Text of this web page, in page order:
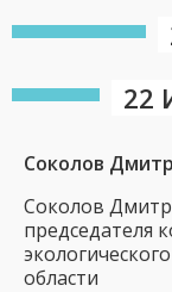
22
Соколов
Соколов
председателя
области